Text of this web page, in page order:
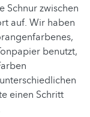
Schnur zwischen
auf. Wir haben
benutzt,
einen Schritt